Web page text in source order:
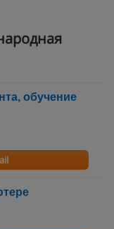
обучение